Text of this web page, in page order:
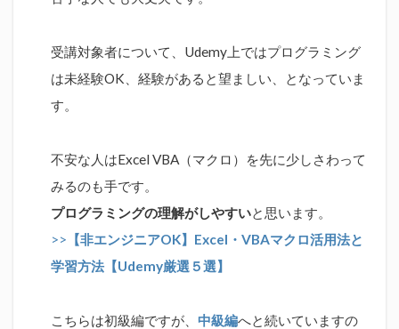
受講対象者について、Udemy上ではプログラミング
は未経験OK、経験があると望ましい、となっていま
す。
不安な人はExcel VBA（マクロ）を先に少しさわって
みるのも手です。
プログラミングの理解がしやすいと思います。
>> 【非エンジニアOK】Excel・VBAマクロ活用法と
学習方法【Udemy厳選５選】
こちらは初級編ですが、中級編へと続いていますの